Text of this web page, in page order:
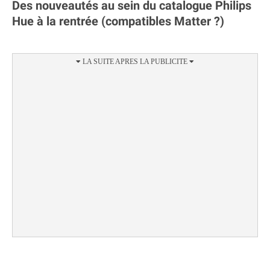
Des nouveautés au sein du catalogue Philips
Hue à la rentrée (compatibles Matter ?)